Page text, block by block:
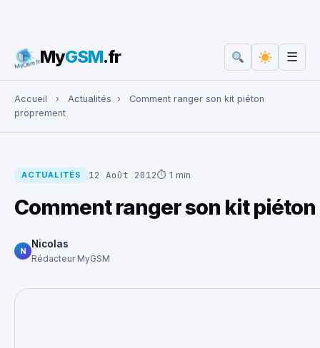
Rechercher :
MyGSM.fr ☰
Accueil › Actualités ›
Comment ranger son kit piéton
proprement
ACTUALITÉS 12 Août 2012⏱ 1 min
Comment ranger son kit
N
Nicolas
Rédacteur MyGSM